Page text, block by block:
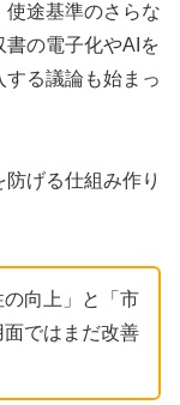
途基準のさらな
書の電子化やAIを
る議論も始まっ
げる仕組み作り
向上」と「市
ではまだ改善